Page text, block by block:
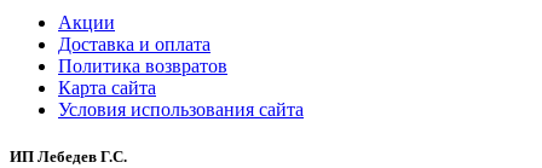
Акции
Доставка и оплата
Политика возвратов
Карта сайта
Условия использования сайта
ИП Лебедев Г.С.